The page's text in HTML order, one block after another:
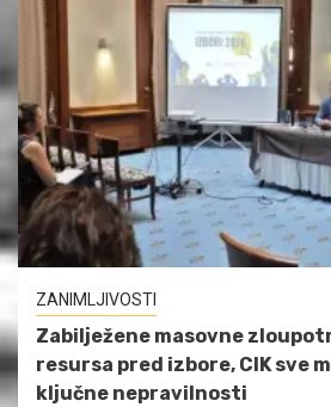
ZANIMLJIVOSTI
Zabilježene masovne
resursa pred izbore, CIK sve
ključne nepravilnosti